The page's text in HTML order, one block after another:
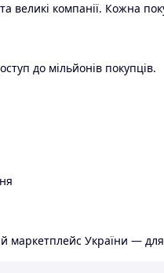
компанії. Кожна
до мільйонів покупців.
України — для